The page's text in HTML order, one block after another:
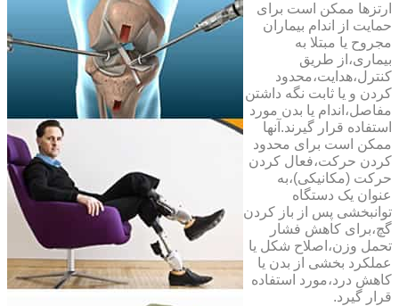
ارتزها ممکن است برای
حمایت از اندام بیماران
مجروح یا مبتلا به
بیماری،از طریق
کنترل،هدایت،محدود
کردن و یا ثابت نگه داشتن
مفاصل،اندام یا بدن مورد
استفاده قرار گیرند.آنها
ممکن است برای محدود
کردن حرکت،فعال کردن
حرکت (مکانیکی)،به
عنوان یک دستگاه
توانبخشی پس از باز کردن
گچ،برای کاهش فشار
تحمل وزن،اصلاح شکل یا
عملکرد بخشی از بدن یا
کاهش درد،مورد استفاده
قرار گیرد.